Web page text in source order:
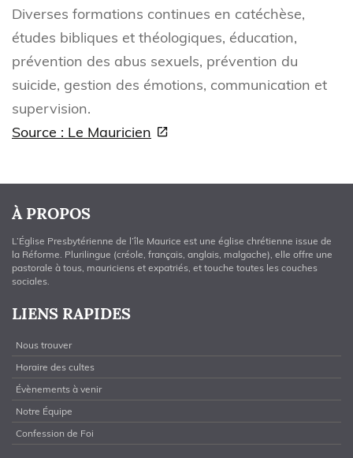
Diverses formations continues en catéchèse,
études bibliques et théologiques, éducation,
prévention des abus sexuels, prévention du
suicide, gestion des émotions, communication et
supervision.
Source : Le Mauricien
À PROPOS
L’Église Presbytérienne de l’île Maurice est une église chrétienne issue de
la Réforme. Plurilingue (créole, français, anglais, malgache), elle offre une
pastorale à tous, mauriciens et expatriés, et touche toutes les couches
sociales.
LIENS RAPIDES
Nous trouver
Horaire des cultes
Évènements à venir
Notre Équipe
Confession de Foi